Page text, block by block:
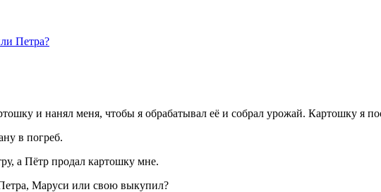
Петра?
и нанял меня, чтобы я обрабатывал её и собрал урожай. Картошку я
в погреб.
а Пётр продал картошку мне.
Маруси или свою выкупил?